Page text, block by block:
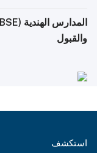
والقبول
استكشف